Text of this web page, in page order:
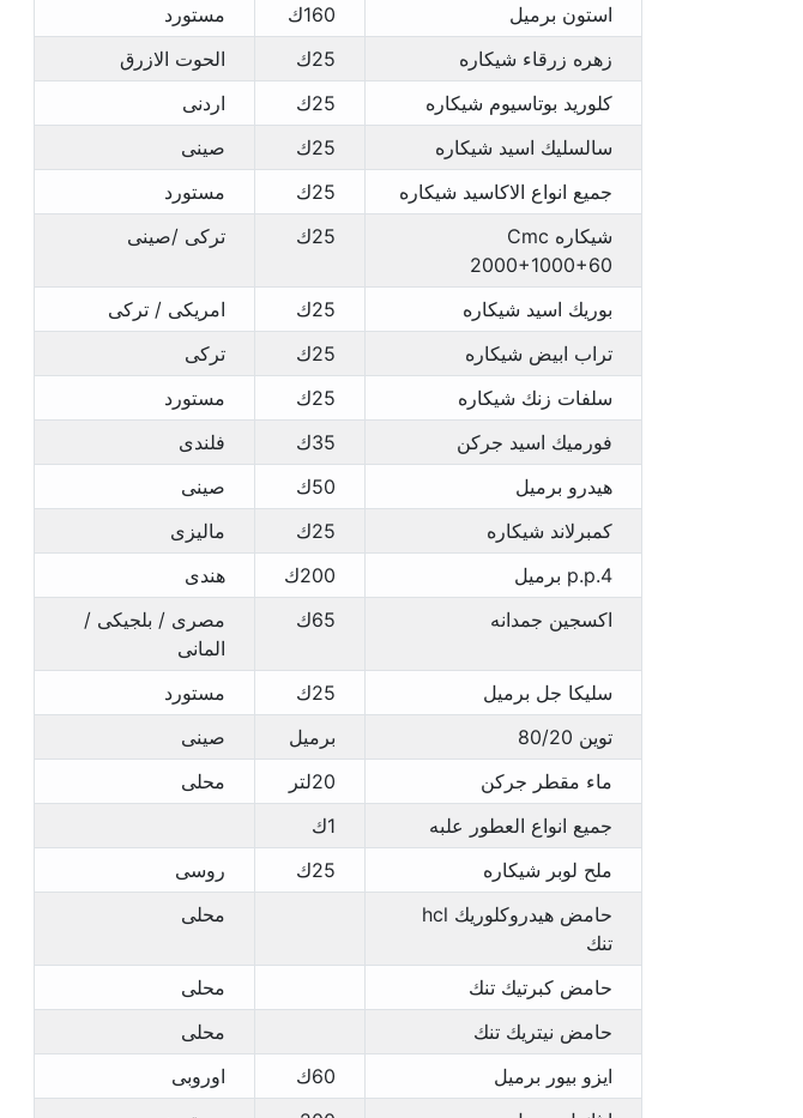
استون برميل
160ك
مستورد
زهره زرقاء شيكاره
25ك
الحوت الازرق
كلوريد بوتاسيوم شيكاره
25ك
اردنى
سالسليك اسيد شيكاره
25ك
صينى
جميع انواع الاكاسيد شيكاره
25ك
مستورد
شيكاره Cmc
2000+1000+60
25ك تركى /صينى
بوريك اسيد شيكاره 25ك
امريكى / تركى
تراب ابيض شيكاره
25ك
تركى
سلفات زنك شيكاره
25ك
مستورد
فورميك اسيد جركن
35ك
فلندى
هيدرو برميل
50ك
صينى
كمبرلاند شيكاره
25ك
ماليزى
p.p.4 برميل
200ك
هندى
اكسجين جمدانه
65ك
مصرى / بلجيكى /
المانى
سليكا جل برميل
25ك
مستورد
توين 80/20
برميل
صينى
ماء مقطر جركن
20لتر
محلى
جميع انواع العطور علبه
1ك
ملح لوبر شيكاره
25ك
روسى
حامض هيدروكلوريك hcl
تنك
محلى
حامض كبرتيك تنك
محلى
حامض نيتريك تنك
محلى
ايزو بيور برميل
60ك
اوروبى